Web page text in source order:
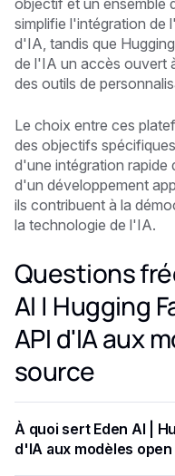
simplifie l'intégration de
d'IA, tandis que
de l'IA un accès ouvert
des outils de
Le choix entre ces
des objectifs
d'une intégration
d'un développement
ils contribuent à la
la technologie de l'IA.
Questions
AI | Hugging
API d'IA aux
source
À quoi sert Eden AI |
d'IA aux modèles